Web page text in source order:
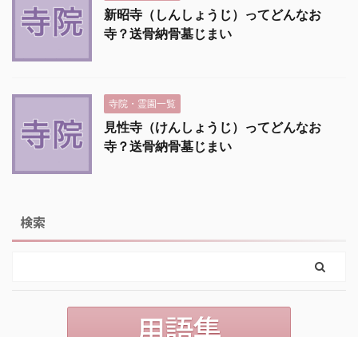
新昭寺（しんしょうじ）ってどんなお
寺？送骨納骨墓じまい
寺院・霊園一覧
見性寺（けんしょうじ）ってどんなお
寺？送骨納骨墓じまい
検索